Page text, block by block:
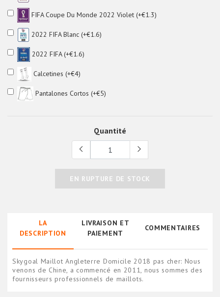
FIFA Coupe Du Monde 2022 Violet (+€1.3)
2022 FIFA Blanc (+€1.6)
2022 FIFA (+€1.6)
Calcetines (+€4)
Pantalones Cortos (+€5)
Quantité
EN RUPTURE DE STOCK
LA
DESCRIPTION
LIVRAISON ET
PAIEMENT
COMMENTAIRES
Skygoal Maillot Angleterre Domicile 2018 pas cher: Nous
venons de Chine, a commencé en 2011, nous sommes des
fournisseurs professionnels de maillots.